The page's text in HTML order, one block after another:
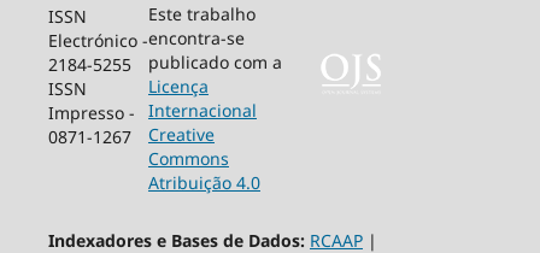
ISSN
Electrónico -
2184-5255
ISSN
Impresso -
0871-1267
Este trabalho
encontra-se
publicado com a
Licença
Internacional
Creative
Commons
Atribuição 4.0
Indexadores e Bases de Dados: RCAAP|